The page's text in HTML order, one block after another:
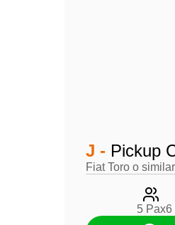
J - Pickup
Fiat Toro o similar
5 Pax6